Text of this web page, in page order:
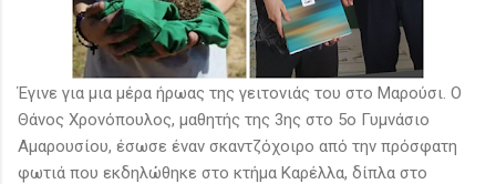
Έγινε για μια μέρα ήρωας της γειτονιάς του στο Μαρούσι. Ο
Θάνος Χρονόπουλος, μαθητής της 3ης στο 5ο Γυμνάσιο
Αμαρουσίου, έσωσε έναν σκαντζόχοιρο από την πρόσφατη
φωτιά που εκδηλώθηκε στο κτήμα Καρέλλα, δίπλα στο